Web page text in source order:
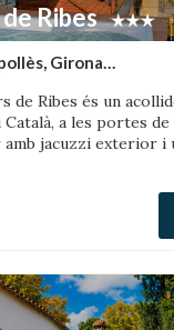
Ribes
Girona
de Ribes és un
a les portes de
jacuzzi exterior i